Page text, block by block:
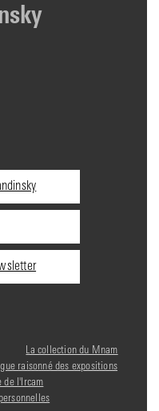
La collection du Mnam
raisonné des expositions
de l'Ircam